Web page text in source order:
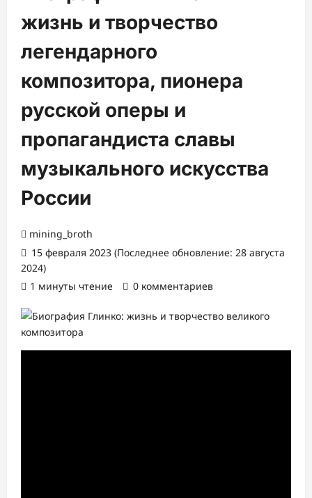
жизнь и творчество
легендарного
композитора, пионера
русской оперы и
пропагандиста славы
музыкального искусства
России
mining_broth
15 февраля 2023 (Последнее обновление: 28 августа
2024)
1 минуты чтение
0 комментариев